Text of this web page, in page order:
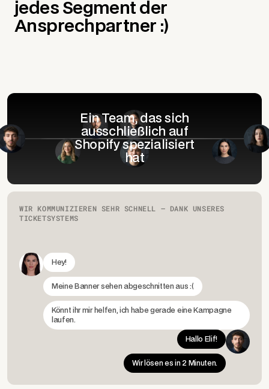
jedes Segment der
Ansprechpartner :)
Ein Team, das sich
ausschließlich auf
Shopify spezialisiert
hat
WIR KOMMUNIZIEREN SEHR SCHNELL – DANK UNSERES
TICKETSYSTEMS
Hey!
Meine Banner sehen abgeschnitten aus :(
Könnt ihr mir helfen, ich habe gerade eine Kampagne
laufen.
Hallo Elif!
Wir lösen es in 2 Minuten.